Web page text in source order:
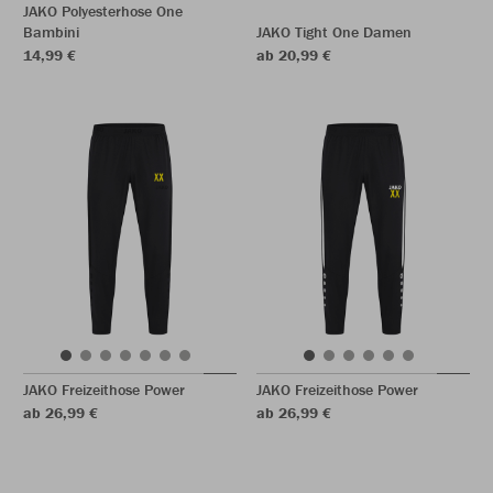
JAKO Polyesterhose One
Bambini
14,99 €
JAKO Tight One Damen
ab 20,99 €
JAKO Freizeithose Power
ab 26,99 €
JAKO Freizeithose Power
ab 26,99 €